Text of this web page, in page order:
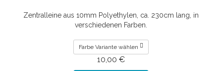
Zentralleine aus 10mm Polyethylen, ca. 230cm lang, in
verschiedenen Farben.
Farbe Variante wählen
10,00 €